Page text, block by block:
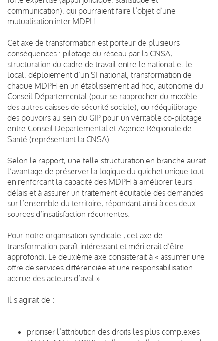
communication), qui pourraient faire l’objet d’une
mutualisation inter MDPH.
Cet axe de transformation est porteur de plusieurs
conséquences : pilotage du réseau par la CNSA,
structuration du cadre de travail entre le national et le
local, déploiement d’un SI national, transformation de
chaque MDPH en un établissement ad hoc, autonome du
Conseil Départemental (pour se rapprocher du modèle
des autres caisses de sécurité sociale), ou rééquilibrage
des pouvoirs au sein du GIP pour un véritable co-pilotage
entre Conseil Départemental et Agence Régionale de
Santé (représentant la CNSA).
Selon le rapport, une telle structuration en branche aurait
l’avantage de préserver la logique du guichet unique tout
en renforçant la capacité des MDPH à améliorer leurs
délais et à assurer un traitement équitable des demandes
sur l’ensemble du territoire, répondant ainsi à ces deux
sources d’insatisfaction récurrentes.
Pour notre organisation syndicale , cet axe de
transformation paraît intéressant et mériterait d’être
approfondi. Le deuxième axe consisterait à « assumer une
offre de services différenciée et une responsabilisation
accrue des acteurs d’aval ».
Il s’agirait de :
prioriser l’attribution des droits les plus complexes